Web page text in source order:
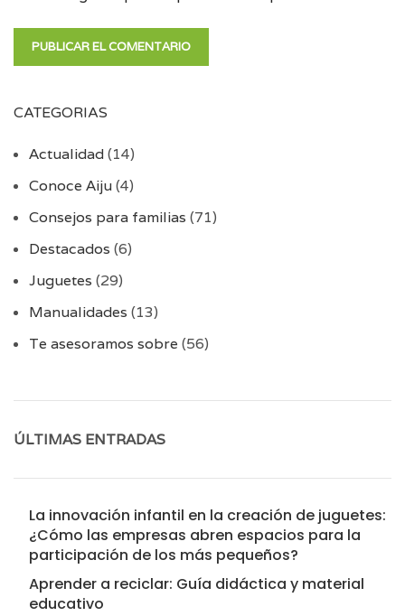
CATEGORIAS
Actualidad(14)
Conoce Aiju(4)
Consejos para familias (71)
Destacados (6)
Juguetes (29)
Manualidades (13)
Te asesoramos sobre (56)
ÚLTIMAS ENTRADAS
La innovación infantil en la creación de juguetes:
¿Cómo las empresas abren espacios para la
participación de los más pequeños?
Aprender a reciclar: Guía didáctica y material
educativo